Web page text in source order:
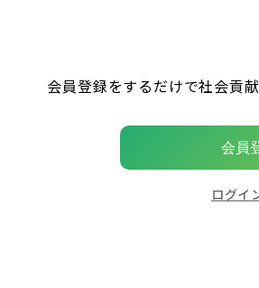
会員登録をするだけで社会貢
会員
ログイ